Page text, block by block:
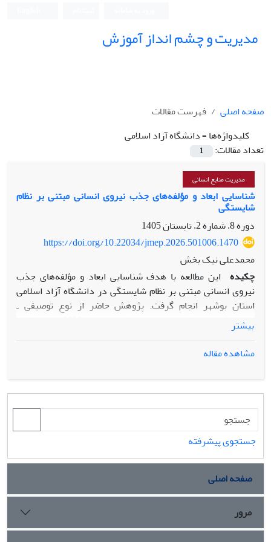
مدیریت و چشم انداز آموزش
صفحه اصلی
فهرست مقالات
کلیدواژه‌ها =دانشگاه آزاد اسلامی
تعداد مقالات:
1
مدیریت منابع انسانی
شناسایی ابعاد و مؤلفه‌های جذب نیروی انسانی مبتنی بر نظام
شایستگی
دوره 8، شماره 2، تابستان 1405
https://doi.org/10.22034/jmep.2026.501006.1470
محمدعلی نیک بخش
چکیده این مطالعه با هدف شناسایی ابعاد و مؤلفه‌های جذب
نیروی انسانی مبتنی بر نظام شایستگی در دانشگاه آزاد اسلامی
استان بوشهر انجام گرفت. پژوهش حاضر از نوع توصیفی ـ
کارکنان دانشگاه آزاد اسلامی استان بوشهر انجام گرفته است. که
منظور گردآوری داده‌ها از پرسشنامه جذب نیروی انسانی مبتنی بر
نظام شایستگی (محقق ساخته) استفاده گردید. روایی و پایایی
پرسشنامه مذکور به ترتیب91/0 و 93/0، سنجیده شد.
ویراست26، SMART PLS ویراست3 انجام گرفت. نتایج حاصل از
تجزیه و تحلیل داده‌ها نشان داد بین ابعاد و مؤلفه‌های جذب
نیروی انسانی مبتنی بر نظام شایستگی شامل(عوامل موثر در جذب
نیروی انسانی،اهمیت انتخاب و انتصاب نیروی شایسته، پیامدهای
جذب نیروی شایسته، ساز و کارهای جذب نیروی شایسته، شاخص
جذب نیروی انسانی شایسته،موانع جذب نیروی انسانی شایسته
در عصر حاضر،منابع جذب نیروی‌انسانی شایسته) در دانشگاه
آزاد اسلامی استان بوشهر رابطه معنی داری وجود دارد.در نتیجه
بیشتر
مشاهده مقاله
جستجوی پیشرفته
صفحه اصلی
مرور